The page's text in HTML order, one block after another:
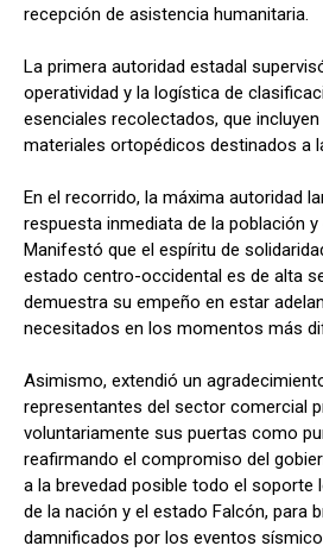
recepción de asistencia humanitaria.
La primera autoridad estadal
operatividad y la logística de
esenciales recolectados, que
materiales ortopédicos destinados a
En el recorrido, la máxima autoridad
respuesta inmediata de la población
Manifestó que el espíritu de
estado centro-occidental es de alta
demuestra su empeño en estar
necesitados en los momentos más
Asimismo, extendió un
representantes del sector comercial
voluntariamente sus puertas como
reafirmando el compromiso del
a la brevedad posible todo el soporte
de la nación y el estado Falcón, para
damnificados por los eventos